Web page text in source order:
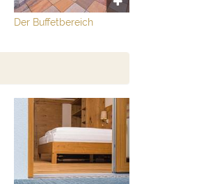
Der Buffetbereich